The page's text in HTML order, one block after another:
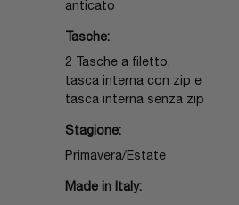
anticato
Tasche:
2 Tasche a filetto,
tasca interna con zip e
tasca interna senza zip
Stagione:
Primavera/Estate
Made in Italy: